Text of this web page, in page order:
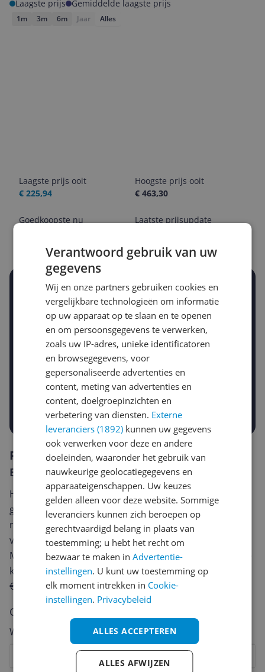
Laagste prijs
Gemiddelde laagste prijs
1m 3m 6m Jaar Alles
Laagste prijs ooit
€ 225,94
Hoogste prijs ooit
€ 463,30
Goedkoopste nu
Laatste prijsupdate
Stel een alert in en mis geen prijsdaling
Krijg een seintje zodra de prijs zakt
Jouw e-mailadres
Gewenste daling of bedrag
-10% -15%
Gewenste prijs
€
Prijsalert aanzetten
Reviews
Er zijn nog geen reviews geschreven
Heb jij dit product in bezit en wil je graag je mening
geven? Start dan hieronder met het schrijven van je
review. Afhankelijk van de details duurt het schrijven
van een review gemiddeld tussen de 3 en 10 minuten.
Met jouw mening help je andere bezoekers een betere
keuze te maken én maak je iedere maand kans op
€250,-!
Klik hier voor de actievoorwaarden.
Cijfer
Welk cijfer geef jij dit product?
8
Verantwoord gebruik van uw
gegevens
Wij en onze partners gebruiken cookies en
vergelijkbare technologieën om informatie
op uw apparaat op te slaan en te openen
en om persoonsgegevens te verwerken,
zoals uw IP-adres, unieke identificatoren
en browsegegevens, voor
gepersonaliseerde advertenties en
content, meting van advertenties en
content, doelgroepinzichten en
verbetering van diensten. Externe
leveranciers (1892) kunnen uw gegevens
ook verwerken voor deze en andere
doeleinden, waaronder het gebruik van
nauwkeurige geolocatiegegevens en
apparaateigenschappen. Uw keuzes
gelden alleen voor deze website. Sommige
leveranciers kunnen zich beroepen op
gerechtvaardigd belang in plaats van
toestemming; u hebt het recht om
bezwaar te maken inAdvertentie-
instellingen. U kunt uw toestemming op
elk moment intrekken in Cookie-
instellingen. Privacybeleid
ALLES ACCEPTEREN
ALLES AFWIJZEN